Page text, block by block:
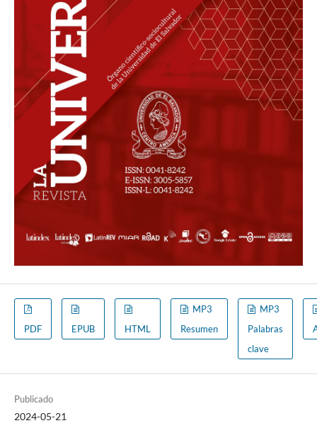
PDF EPUB HTML
MP3
Resumen
MP3
Palabras
clave
Publicado
2024-05-21